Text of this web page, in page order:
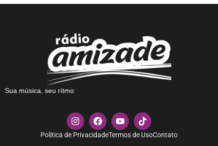
Sua música, seu rítmo
Política de PrivacidadeTermos de UsoContato